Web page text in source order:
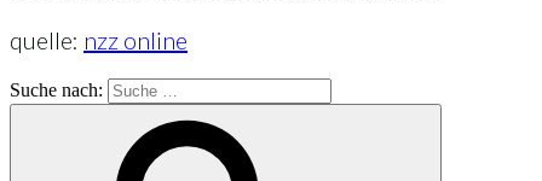
quelle: nzz online
Suche nach: